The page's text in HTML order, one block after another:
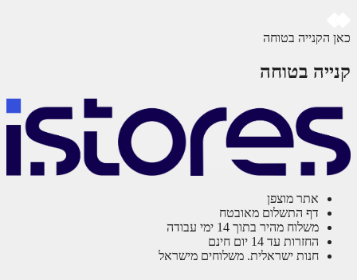
הקנייה בטוחה
בטוחה
אתר מוצפן
דף התשלום מאובטח
משלוח מהיר בתוך 14 ימי עבודה
החזרות עד 14 יום חינם
חנות ישראלית. משלוחים מישראל